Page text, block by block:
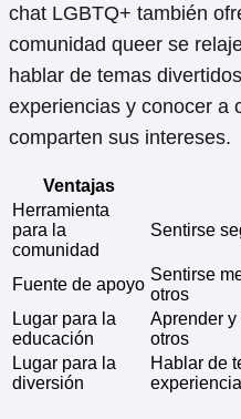
chat LGBTQ+ también
comunidad queer se
hablar de temas
experiencias y conocer a
comparten sus intereses.
Ventajas
Herramienta
para la
comunidad
Sentirse
Fuente de apoyo
Sentirse
otros
Lugar para la
educación
Aprender y
otros
Lugar para la
diversión
Hablar de